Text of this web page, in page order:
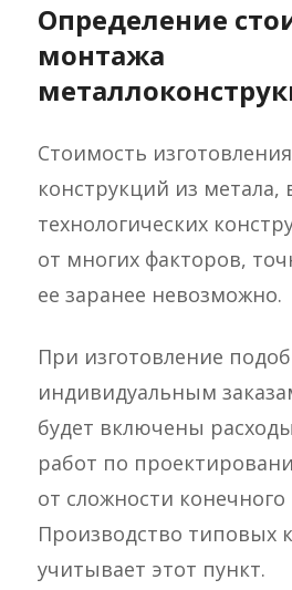
Определение
монтажа
Стоимость
конструкций из
технологических
от многих факторов,
ее заранее невозможно.
При изготовление
индивидуальным
будет включены
работ по
от сложности конечного
Производство типовых
учитывает этот пункт.